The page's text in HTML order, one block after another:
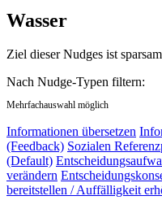
Wasser
Ziel dieser Nudges ist
Nach Nudge-Typen filtern:
Mehrfachauswahl möglich
Informationen übersetzen
(Feedback) Sozialen
(Default)
verändern
bereitstellen / Auffälligkeit